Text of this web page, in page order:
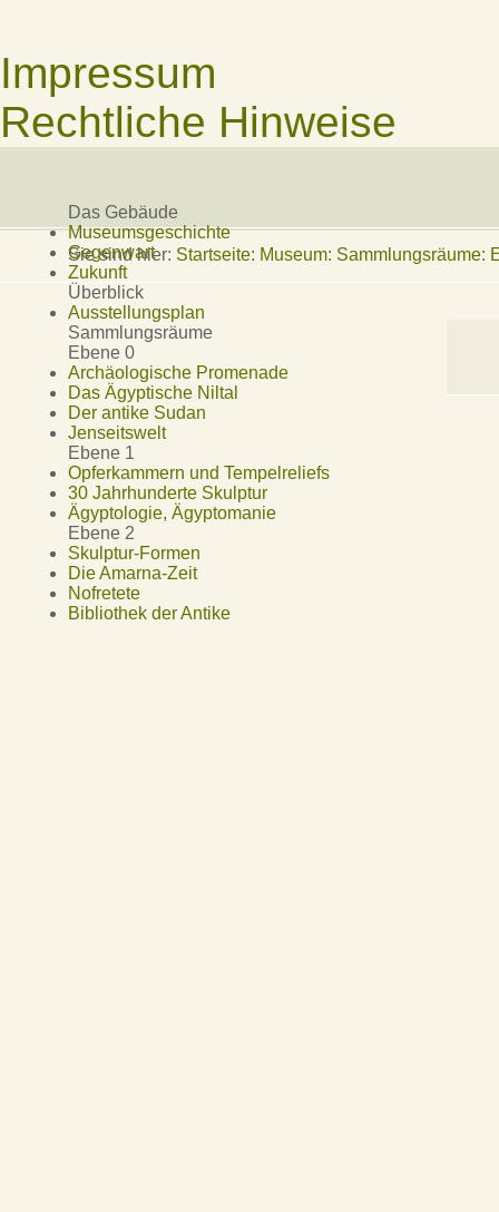
Impressum
Rechtliche Hinweise
Das Gebäude
Museumsgeschichte
Gegenwart
Zukunft
Überblick
Ausstellungsplan
Sammlungsräume
Ebene 0
Archäologische Promenade
Das Ägyptische Niltal
Der antike Sudan
Jenseitswelt
Ebene 1
Opferkammern und Tempelreliefs
30 Jahrhunderte Skulptur
Ägyptologie, Ägyptomanie
Ebene 2
Skulptur-Formen
Die Amarna-Zeit
Nofretete
Bibliothek der Antike
Sie sind hier: Startseite: Museum: Sammlungsräume: